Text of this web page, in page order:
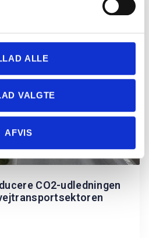
ALLE
VALGTE
AFVIS
CO2-udledningen